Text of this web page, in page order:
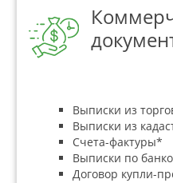
Выписки из
Выписки из
Счета-фактуры*
Выписки по
Договор купли-